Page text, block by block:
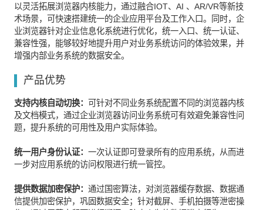
以灵活拓展浏览器内核能力，通过融合IOT、AI 、AR/VR等新技
术场景，可快速搭建统一的企业应用平台及工作入口。同时，企
业浏览器针对企业信息化系统进行优化，统一入口、统一认证、
兼容性强，能够较好地提升用户对业务系统访问的体验效果，并
增强内部业务系统的数据安全。
产品优势
支持内核自动切换：
可针对不同业务系统配置不同的浏览器内核
及文档模式，通过企业浏览器访问业务系统可有效避免兼容性问
题，提升系统的可用性及用户实际体验。
统一用户身份认证： 一次认证即可登录所有的应用系统，从而进
一步对应用系统的访问权限进行统一管控。
提供数据加密保护： 通过国密算法，对浏览器缓存数据、数据通
信提供加密保护，巩固数据安全；针对截屏、手机拍摄等泄密操